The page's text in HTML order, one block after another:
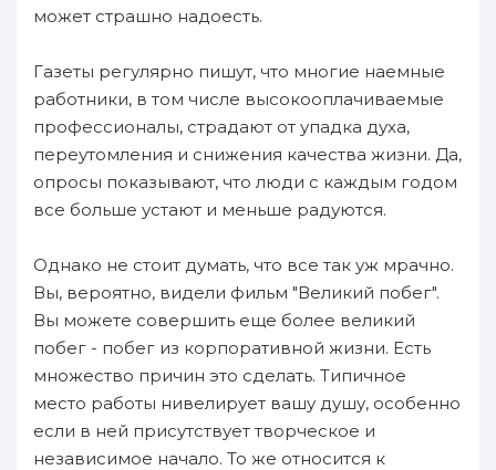
может страшно надоесть.
Газеты регулярно пишут, что многие наемные
работники, в том числе высокооплачиваемые
профессионалы, страдают от упадка духа,
переутомления и снижения качества жизни. Да,
опросы показывают, что люди с каждым годом
все больше устают и меньше радуются.
Однако не стоит думать, что все так уж мрачно.
Вы, вероятно, видели фильм "Великий побег".
Вы можете совершить еще более великий
побег - побег из корпоративной жизни. Есть
множество причин это сделать. Типичное
место работы нивелирует вашу душу, особенно
если в ней присутствует творческое и
независимое начало. То же относится к